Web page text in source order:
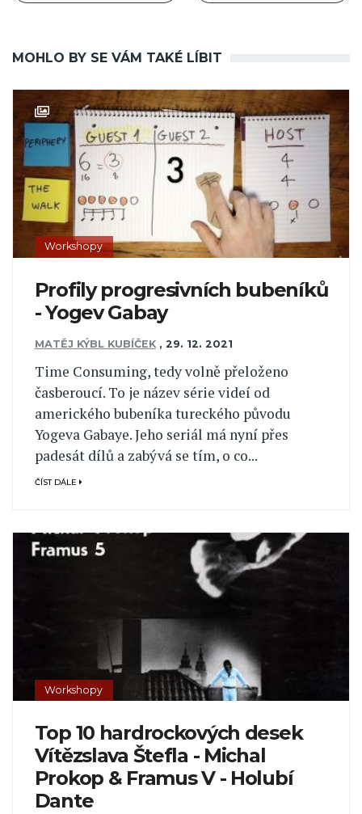
MOHLO BY SE VÁM TAKÉ LÍBIT
Workshopy
Profily progresivních bubeníků
- Yogev Gabay
MATĚJ KÝBL KUBÍČEK , 29. 12. 2021
Time Consuming, tedy volně přeloženo
časberoucí. To je název série videí od
amerického bubeníka tureckého původu
Yogeva Gabaye. Jeho seriál má nyní přes
padesát dílů a zabývá se tím, o co...
ČÍST DÁLE
Workshopy
Top 10 hardrockových desek
Vítězslava Štefla - Michal
Prokop & Framus V - Holubí
Dante